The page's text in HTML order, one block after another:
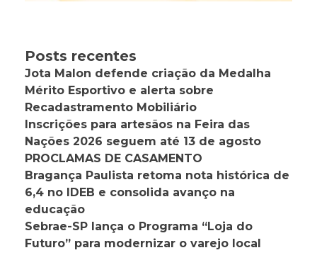
Posts recentes
Jota Malon defende criação da Medalha
Mérito Esportivo e alerta sobre
Recadastramento Mobiliário
Inscrições para artesãos na Feira das
Nações 2026 seguem até 13 de agosto
PROCLAMAS DE CASAMENTO
Bragança Paulista retoma nota histórica de
6,4 no IDEB e consolida avanço na
educação
Sebrae-SP lança o Programa “Loja do
Futuro” para modernizar o varejo local